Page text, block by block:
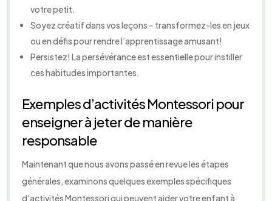
votre petit.
Soyez créatif dans vos leçons – transformez-les en jeux
ou en défis pour rendre l’apprentissage amusant!
Persistez! La persévérance est essentielle pour instiller
ces habitudes importantes.
Exemples d’activités Montessori pour
enseigner à jeter de manière
responsable
Maintenant que nous avons passé en revue les étapes
générales, examinons quelques exemples spécifiques
d’activités Montessori qui peuvent aider votre enfant à